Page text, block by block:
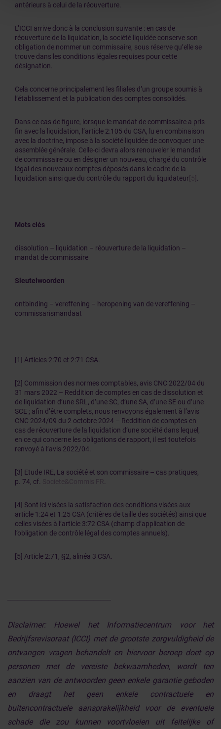
antérieurs à celui de la réouverture.
L’ICCI arrive donc à la conclusion suivante : en cas de
réouverture de la liquidation, la société liquidée conserve son
obligation de nommer un commissaire, sous réserve qu’elle se
trouve dans les conditions légales requises pour cette
désignation.
Cela concerne principalement les filiales d’un groupe soumis à
l’établissement et la publication des comptes consolidés.
Dans ce cas de figure, lorsque le mandat de commissaire a pris
fin avec la liquidation, l’article 2:105 du CSA, lu en combinaison
avec la doctrine, impose à la société liquidée de convoquer une
assemblée générale. Celle-ci devra alors renouveler le mandat
de commissaire ou en désigner un nouveau, chargé du contrôle
légal des nouveaux comptes déposés dans le cadre de la
liquidation ainsi que du contrôle du rapport du liquidateur [5]
Mots clés
dissolution – liquidation – réouverture de la liquidation –
mandat de commissaire
Sleutelwoorden
ontbinding – vereffening – heropening van de vereffening –
commissarismandaat
[1] Articles 2:70 et 2:71 CSA.
[2] Commission des normes comptables, avis CNC 2022/04 du
31 mars 2022 – Reddition de comptes en cas de dissolution et
de liquidation d’une SRL, d’une SC, d’une SA, d’une SE ou d’une
SCE ; afin d’être complets, nous renvoyons également à l’avis
CNC 2024/09 du 2 octobre 2024 – Reddition de comptes en
cas de réouverture de la liquidation d’une société dans lequel,
en ce qui concerne les obligations de rapport, il est toutefois
renvoyé à l’avis 2022/04.
[3] Etude IRE, La société et son commissaire – cas pratiques,
p. 74, cf. Societe&Commis FR
[4] Sont ici visées la satisfaction des conditions visées aux
article 1:24 et 1:25 CSA (critères de taille des sociétés) ainsi que
celles visées à l’article 3:72 CSA (champ d’application de
l’obligation de contrôle légal des comptes annuels).
[5] Article 2:71, §2, alinéa 3 CSA.
Disclaimer: Hoewel het Informatiecentrum voor het
Bedrijfsrevisoraat (ICCI) met de grootste zorgvuldigheid de
ontvangen vragen behandelt en hiervoor beroep doet op
personen met de vereiste bekwaamheden, wordt ten
aanzien van de antwoorden geen enkele garantie geboden
en draagt het geen enkele contractuele en
buitencontractuele aansprakelijkheid voor de eventuele
schade die zou kunnen voortvloeien uit feitelijke of